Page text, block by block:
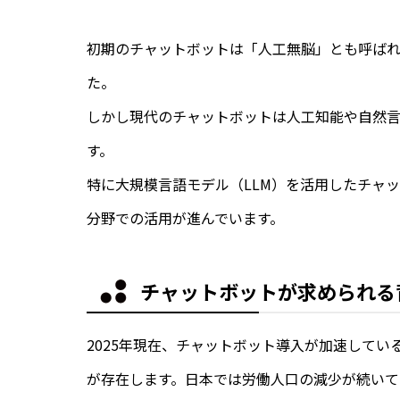
初期のチャットボットは「人工無脳」とも呼ば
た。
しかし現代のチャットボットは人工知能や自然
す。
特に大規模言語モデル（LLM）を活用したチャ
分野での活用が進んでいます。
チャットボットが求められ
2025年現在、チャットボット導入が加速して
が存在します。日本では労働人口の減少が続い